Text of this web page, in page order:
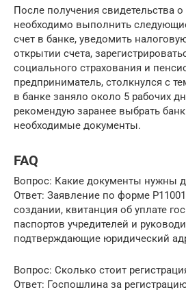
После получения свидетельства о
необходимо выполнить
счет в банке, уведомить
открытии счета,
социального страхования и
предприниматель, столкнулся с
в банке заняло около 5 рабочих
рекомендую заранее выбрать
необходимые документы.
FAQ
Вопрос: Какие документы нужны
Ответ: Заявление по форме
создании, квитанция об уплате
паспортов учредителей и
подтверждающие юридический
Вопрос: Сколько стоит
Ответ: Госпошлина за